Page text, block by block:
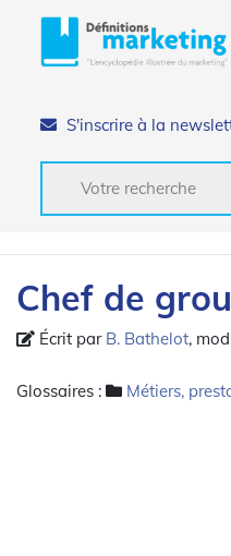
S'inscrire à la
Chef de
Écrit par B. Bathelot,
Glossaires : Métiers,